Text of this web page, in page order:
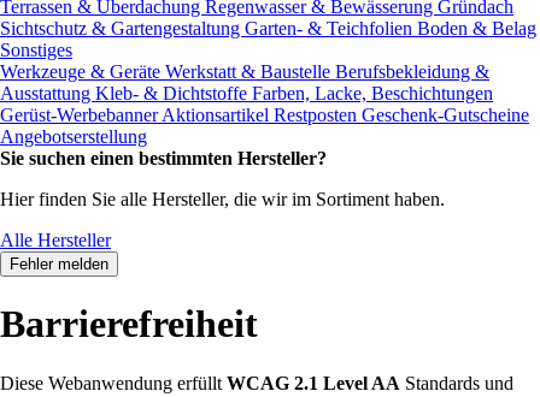
Terrassen & Überdachung Regenwasser & Bewässerung Gründach
Sichtschutz & Gartengestaltung Garten- & Teichfolien Boden & Belag
Sonstiges
Werkzeuge & Geräte Werkstatt & Baustelle Berufsbekleidung &
Ausstattung Kleb- & Dichtstoffe Farben, Lacke, Beschichtungen
Gerüst-WerbebannerAktionsartikel Restposten Geschenk-Gutscheine
Angebotserstellung
Sie suchen einen bestimmten Hersteller?
Hier finden Sie alle Hersteller, die wir im Sortiment haben.
Alle Hersteller
Fehler melden
Barrierefreiheit
Diese Webanwendung erfüllt WCAG 2.1 Level AA Standards und